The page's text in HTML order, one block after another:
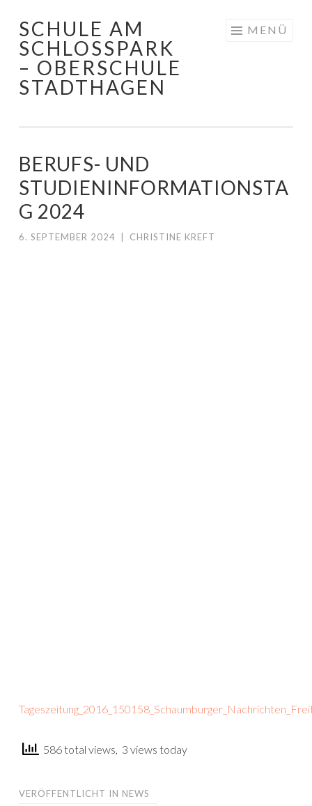
Springe
zum
Inhalt
SCHULE AM
SCHLOSSPARK
– OBERSCHULE
STADTHAGEN
MENÜ
BERUFS- UND
STUDIENINFORMATIONSTA
G 2024
6. SEPTEMBER 2024 CHRISTINE KREFT
586 total views, 3 views today
VERÖFFENTLICHT IN NEWS